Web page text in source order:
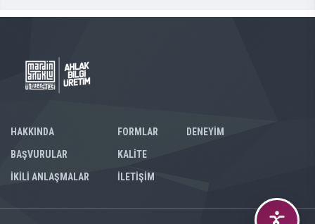
HAKKINDA
BAŞVURULAR
İKİLİ ANLAŞMALAR
FORMLAR
KALİTE
İLETİŞİM
DENEYİM